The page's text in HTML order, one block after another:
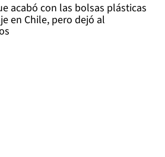
acabó con las bolsas plásticas
en Chile, pero dejó al